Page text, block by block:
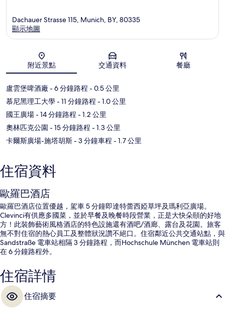
地圖
Dachauer Strasse 115, Munich, BY, 80335
顯示地圖
附近景點 交通資料 餐廳
盧雲堡啤酒廠 - 6 分鐘路程 - 0.5 公里
慕尼黑理工大學- 11 分鐘路程 - 1.0 公里
國王廣場- 14 分鐘路程 - 1.2 公里
奧林匹克公園 - 15 分鐘路程 - 1.3 公里
卡爾斯廣場-施塔胡斯- 3 分鐘車程 - 1.7 公里
住宿資料
歐羅巴酒店
歐羅巴酒店位置優越，駕車 5 分鐘即達特蕾西婭草坪及瑪利亞廣場。
Clevinci有供應多國菜，並於早餐及晚餐時段營業，正是大快朵頤的好地
方！此裝飾藝術風格酒店的特色設施還有酒吧/酒廊、露台及花園。旅客
無不對住宿的熱心員工及整體狀況讚不絕口。住宿鄰近公共交通站點，與
Sandstraße 電車站相隔 3 分鐘路程，而Hochschule München 電車站則
在 6 分鐘路程外。
住宿詳情
住宿摘要